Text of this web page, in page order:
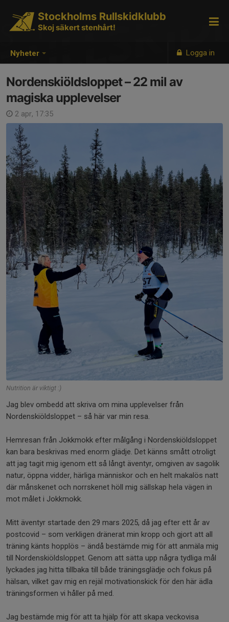
Nyheter Logga in
Stockholms Rullskidklubb
Skoj säkert stenhårt!
Nordenskiöldsloppet – 22 mil av
magiska upplevelser
2 apr, 17:35
Nutrition är viktigt :)
Jag blev ombedd att skriva om mina upplevelser från
Nordenskiöldsloppet – så här var min resa.
Hemresan från Jokkmokk efter målgång i Nordenskiöldsloppet
kan bara beskrivas med enorm glädje. Det känns smått otroligt
att jag tagit mig igenom ett så långt äventyr, omgiven av sagolik
natur, öppna vidder, härliga människor och en helt makalös natt
där månskenet och norrskenet höll mig sällskap hela vägen in
mot målet i Jokkmokk.
Mitt äventyr startade den 29 mars 2025, då jag efter ett år av
postcovid – som verkligen dränerat min kropp och gjort att all
träning känts hopplös – ändå bestämde mig för att anmäla mig
till Nordenskiöldsloppet. Genom att sätta upp några tydliga mål
lyckades jag hitta tillbaka till både träningsglädje och fokus på
hälsan, vilket gav mig en rejäl motivationskick för den här ädla
träningsformen vi håller på med.
Jag bestämde mig för att ta hjälp för att skapa veckovisa